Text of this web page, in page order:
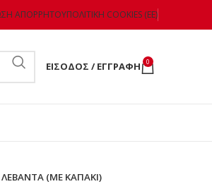
ΑΠΟΡΡΉΤΟΥΠΟΛΙΤΙΚΉ COOKIES (ΕΕ)
ΕΊΣΟΔΟΣ / ΕΓΓΡΑΦΉ 0
(ΜΕ ΚΑΠΑΚΙ)